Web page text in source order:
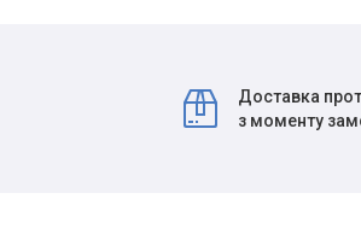
Доставка
з моменту